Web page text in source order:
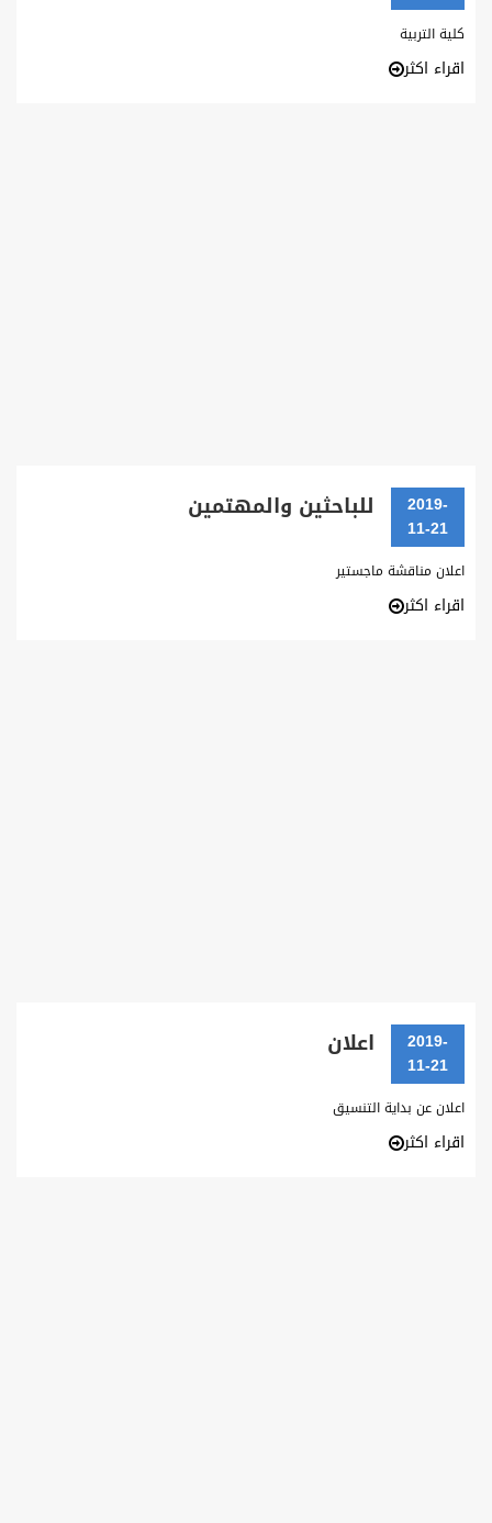
كلية التربية
اقراء اكثر
2019-
11-21
للباحثين والمهتمين
اعلان مناقشة ماجستير
اقراء اكثر
2019-
11-21
اعلان
اعلان عن بداية التنسيق
اقراء اكثر